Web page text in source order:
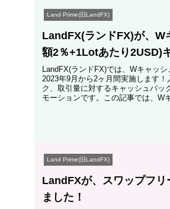
Land Prime(旧LandFX)
LandFX(ランドFX)が、W
額2％+1Lotあたり2USD)
LandFX(ランドFX)では、Wキャッ
2023年9月から2ヶ月間実施します
ク、取引量に対するキャッシュバッ
モーションです。この記事では、W
Land Prime(旧LandFX)
LandFXが、スワップフリ
ました！